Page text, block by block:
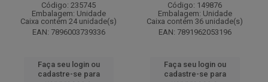
Código: 235745
Embalagem: Unidade
Caixa contém 24 unidade(s)
EAN: 7896003739336
Faça seu login ou
cadastre-se para
Código: 149876
Embalagem: Unidade
Caixa contém 36 unidade(s)
EAN: 7891962053196
Faça seu login ou
cadastre-se para